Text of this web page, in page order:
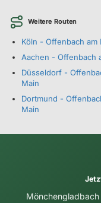
Weitere Routen
Köln - Offenbach am
Aachen - Offenbach
Düsseldorf -
Main
Dortmund -
Main
Mönchengladbach